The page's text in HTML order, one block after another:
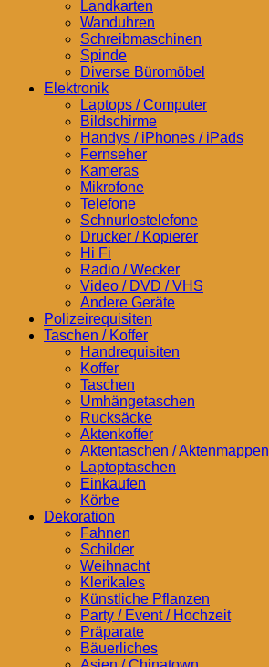
Landkarten
Wanduhren
Schreibmaschinen
Spinde
Diverse Büromöbel
Elektronik
Laptops / Computer
Bildschirme
Handys / iPhones / iPads
Fernseher
Kameras
Mikrofone
Telefone
Schnurlostelefone
Drucker / Kopierer
Hi Fi
Radio / Wecker
Video / DVD / VHS
Andere Geräte
Polizeirequisiten
Taschen / Koffer
Handrequisiten
Koffer
Taschen
Umhängetaschen
Rucksäcke
Aktenkoffer
Aktentaschen / Aktenmappen
Laptoptaschen
Einkaufen
Körbe
Dekoration
Fahnen
Schilder
Weihnacht
Klerikales
Künstliche Pflanzen
Party / Event / Hochzeit
Präparate
Bäuerliches